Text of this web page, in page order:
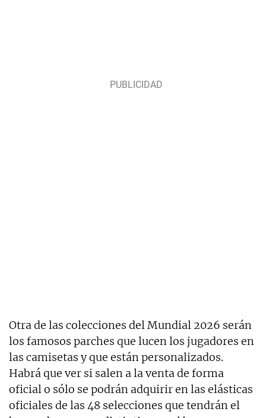
Otra de las colecciones del Mundial 2026 serán
los famosos parches que lucen los jugadores en
las camisetas y que están personalizados.
Habrá que ver si salen a la venta de forma
oficial o sólo se podrán adquirir en las elásticas
oficiales de las 48 selecciones que tendrán el